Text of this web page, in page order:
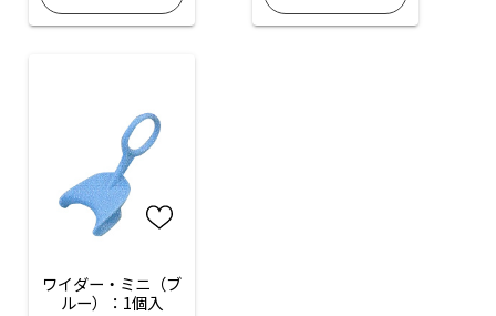
ワイダー・ミニ（ブ
ルー）：1個入